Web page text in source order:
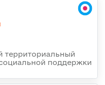
территориальный
поддержки